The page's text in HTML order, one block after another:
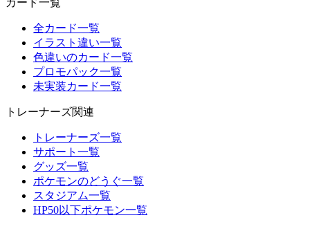
カード一覧
全カード一覧
イラスト違い一覧
色違いのカード一覧
プロモパック一覧
未実装カード一覧
トレーナーズ関連
トレーナーズ一覧
サポート一覧
グッズ一覧
ポケモンのどうぐ一覧
スタジアム一覧
HP50以下ポケモン一覧